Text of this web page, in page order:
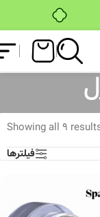
Showing all 9
فیلترها